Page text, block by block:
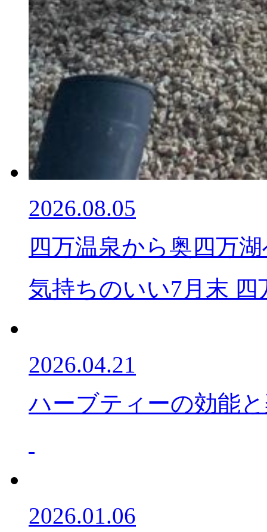
2026.08.05
四万温泉から奥四万
気持ちのいい7月末
2026.04.21
ハーブティーの効能
2026.01.06